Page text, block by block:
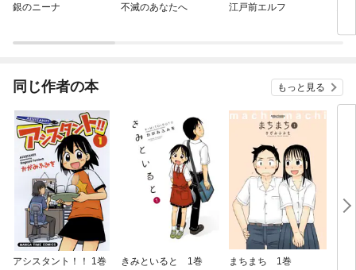
銀のニーナ 不滅のあなたへ 江戸前エルフ
ー
同じ作者の本 もっと見る
アシスタント！！ 1巻 きみといると 1巻 まちまち 1巻